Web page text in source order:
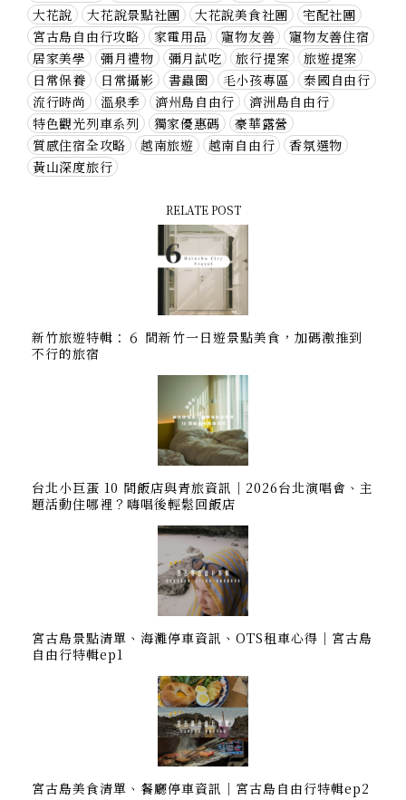
大花說
大花說景點社團 大花說美食社團
宅配社團
宮古島自由行攻略
家電用品 寵物友善
寵物友善住宿
居家美學
彌月禮物 彌月試吃 旅行提案
旅遊提案
日常保養
日常攝影 書蟲圈 毛小孩專區
泰國自由行
流行時尚
溫泉季 濟州島自由行
濟洲島自由行
特色觀光列車系列
獨家優惠碼
豪華露營
質感住宿全攻略
越南旅遊 越南自由行
香氛選物
黃山深度旅行
RELATE POST
新竹旅遊特輯：６ 間新竹一日遊景點美食，加碼激推到
不行的旅宿
台北小巨蛋 10 間飯店與青旅資訊｜2026台北演唱會、主
題活動住哪裡？嗨唱後輕鬆回飯店
宮古島景點清單、海灘停車資訊、OTS租車心得｜宮古島
自由行特輯ep1
宮古島美食清單、餐廳停車資訊｜宮古島自由行特輯ep2